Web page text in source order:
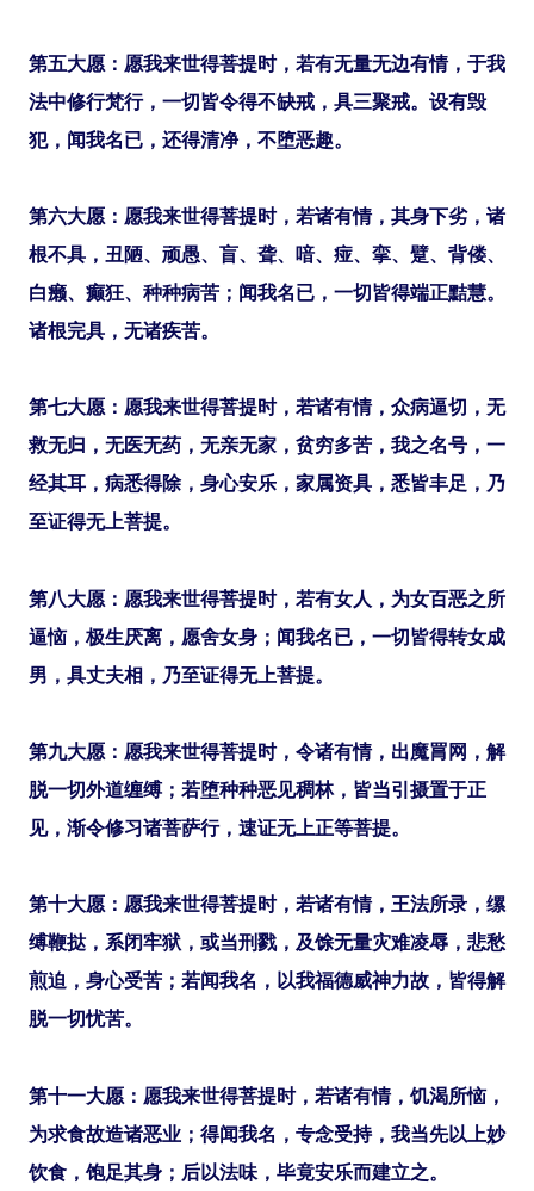
第五大愿：愿我来世得菩提时，若有无量无边有情，于我
法中修行梵行，一切皆令得不缺戒，具三聚戒。设有毁
犯，闻我名已，还得清净，不堕恶趣。
第六大愿：愿我来世得菩提时，若诸有情，其身下劣，诸
根不具，丑陋、顽愚、盲、聋、喑、痖、挛、躄、背偻、
白癞、癫狂、种种病苦；闻我名已，一切皆得端正黠慧。
诸根完具，无诸疾苦。
第七大愿：愿我来世得菩提时，若诸有情，众病逼切，无
救无归，无医无药，无亲无家，贫穷多苦，我之名号，一
经其耳，病悉得除，身心安乐，家属资具，悉皆丰足，乃
至证得无上菩提。
第八大愿：愿我来世得菩提时，若有女人，为女百恶之所
逼恼，极生厌离，愿舍女身；闻我名已，一切皆得转女成
男，具丈夫相，乃至证得无上菩提。
第九大愿：愿我来世得菩提时，令诸有情，出魔罥网，解
脱一切外道缠缚；若堕种种恶见稠林，皆当引摄置于正
见，渐令修习诸菩萨行，速证无上正等菩提。
第十大愿：愿我来世得菩提时，若诸有情，王法所录，缧
缚鞭挞，系闭牢狱，或当刑戮，及馀无量灾难凌辱，悲愁
煎迫，身心受苦；若闻我名，以我福德威神力故，皆得解
脱一切忧苦。
第十一大愿：愿我来世得菩提时，若诸有情，饥渴所恼，
为求食故造诸恶业；得闻我名，专念受持，我当先以上妙
饮食，饱足其身；后以法味，毕竟安乐而建立之。